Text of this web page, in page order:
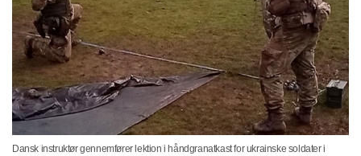
Dansk instruktør gennemfører lektion i håndgranatkast for ukrainske soldater i